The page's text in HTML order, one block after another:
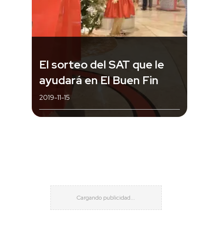
El sorteo del SAT que le
ayudará en El Buen Fin
2019-11-15